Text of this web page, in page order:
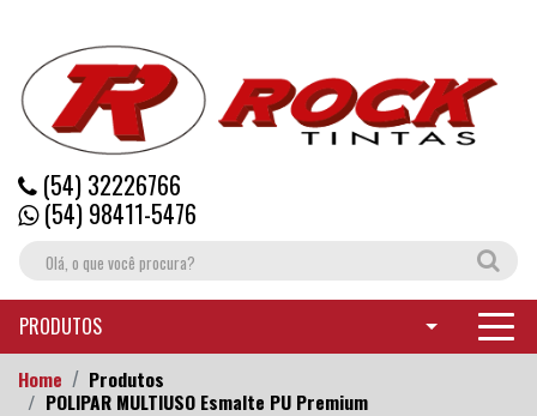
(54) 32226766
(54) 98411-5476
PRODUTOS
Home
Produtos
POLIPAR MULTIUSO Esmalte PU Premium